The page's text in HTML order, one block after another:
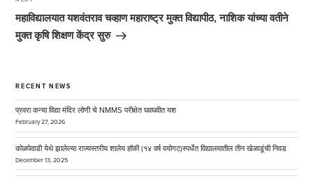
Next
Post
महाविद्यालयात यशवंतराव चव्हाण महाराष्ट्र मुक्त विद्यापीठ, नाशिक यांच्या वतीने
मुक्त कृषि शिक्षण केंद्र सुरु
RECENT NEWS
प्रवरा कन्या विद्या मंदिर लोणी चे NMMS परीक्षेत घवघवीत यश
February 27, 2026
कोळपेवाडी येथे झालेल्या राज्यस्तरीय शालेय हॉकी (१४ वर्ष वयोगट)स्पर्धेत विद्यालयातील तीन खेळाडूंची निवड
December 13, 2025